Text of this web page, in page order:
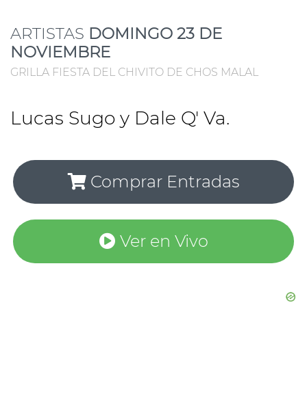
ARTISTAS DOMINGO 23 DE
NOVIEMBRE
GRILLA FIESTA DEL CHIVITO DE CHOS MALAL
Lucas Sugo y Dale Q' Va.
Comprar Entradas
Ver en Vivo